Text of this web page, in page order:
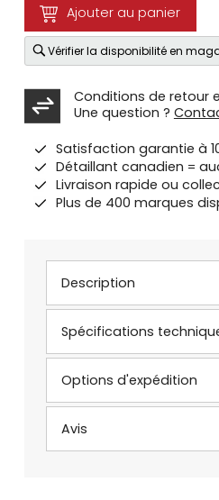
Ajouter au panier
Vérifier la disponibilité en
Conditions de retour
Une question ?
Satisfaction garantie à
Détaillant canadien =
Livraison rapide ou
Plus de 400 marques
Description
Spécifications
Options d'expédition
Avis